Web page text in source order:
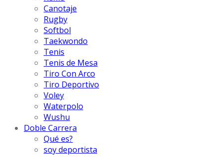
Canotaje
Rugby
Softbol
Taekwondo
Tenis
Tenis de Mesa
Tiro Con Arco
Tiro Deportivo
Voley
Waterpolo
Wushu
Doble Carrera
Qué es?
soy deportista